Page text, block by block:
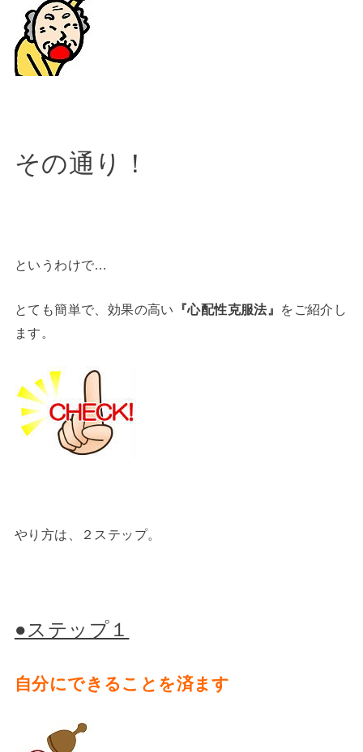
その通り！
というわけで…
とても簡単で、効果の高い 『心配性克服法』
をご紹介し
ます。
やり方は、２ステップ。
●ステップ１
自分にできることを済ます